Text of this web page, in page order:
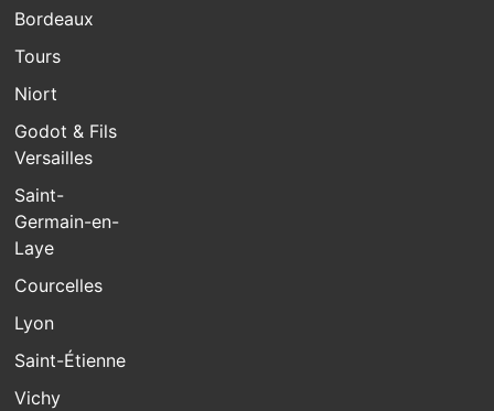
Bordeaux
Tours
Niort
Godot & Fils
Versailles
Saint-
Germain-en-
Laye
Courcelles
Lyon
Saint-Étienne
Vichy